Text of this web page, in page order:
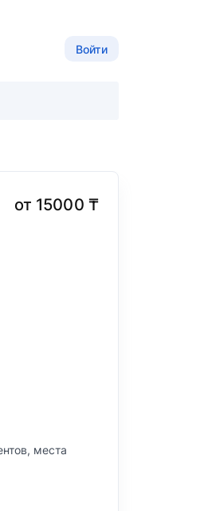
Войти
от 15000 ₸
места